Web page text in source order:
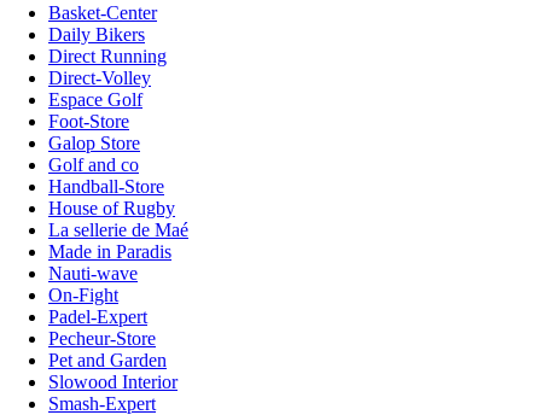
Basket-Center
Daily Bikers
Direct Running
Direct-Volley
Espace Golf
Foot-Store
Galop Store
Golf and co
Handball-Store
House of Rugby
La sellerie de Maé
Made in Paradis
Nauti-wave
On-Fight
Padel-Expert
Pecheur-Store
Pet and Garden
Slowood Interior
Smash-Expert